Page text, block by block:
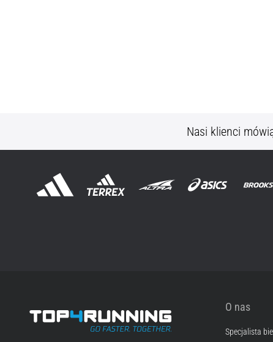
Nasi klienci
O nas
Specjalista